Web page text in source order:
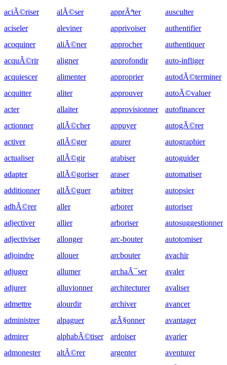
aciÃ©riser
aciseler
acoquiner
acquÃ©rir
acquiescer
acquitter
acter
actionner
activer
actualiser
adapter
additionner
adhÃ©rer
adjectiver
adjectiviser
adjoindre
adjuger
adjurer
admettre
administrer
admirer
admonester
alÃ©ser
aleviner
aliÃ©ner
aligner
alimenter
aliter
allaiter
allÃ©cher
allÃ©ger
allÃ©gir
allÃ©goriser
allÃ©guer
aller
allier
allonger
allouer
allumer
alluvionner
alourdir
alpaguer
alphabÃ©tiser
altÃ©rer
apprÃªter
apprivoiser
approcher
approfondir
approprier
approuver
approvisionner
appuyer
apurer
arabiser
araser
arbitrer
arborer
arboriser
arc-bouter
arcbouter
archaÃ¯ser
architecturer
archiver
arÃ§onner
ardoiser
argenter
ausculter
authentifier
authentiquer
auto-infliger
autodÃ©terminer
autoÃ©valuer
autofinancer
autogÃ©rer
autographier
autoguider
automatiser
autopsier
autoriser
autosuggestionner
autotomiser
avachir
avaler
avaliser
avancer
avantager
avarier
aventurer